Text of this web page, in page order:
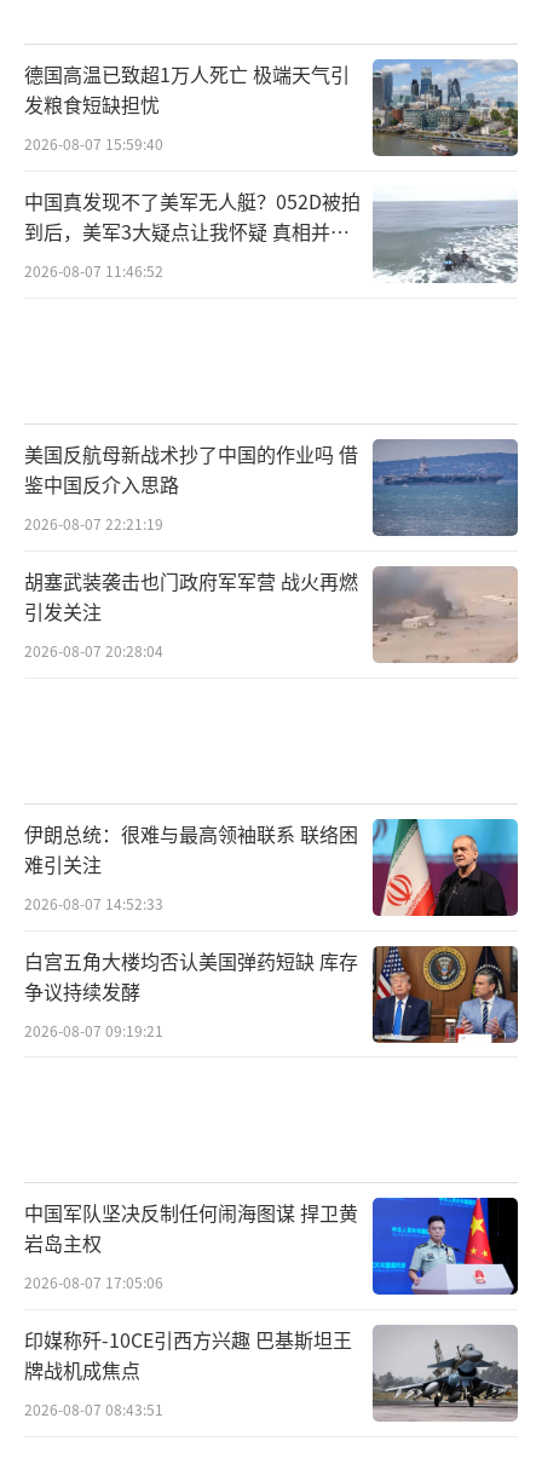
德国高温已致超1万人死亡 极端天气引
发粮食短缺担忧
2026-08-07 15:59:40
中国真发现不了美军无人艇？052D被拍
到后，美军3大疑点让我怀疑 真相并非
如此
2026-08-07 11:46:52
美国反航母新战术抄了中国的作业吗 借
鉴中国反介入思路
2026-08-07 22:21:19
胡塞武装袭击也门政府军军营 战火再燃
引发关注
2026-08-07 20:28:04
伊朗总统：很难与最高领袖联系 联络困
难引关注
2026-08-07 14:52:33
白宫五角大楼均否认美国弹药短缺 库存
争议持续发酵
2026-08-07 09:19:21
中国军队坚决反制任何闹海图谋 捍卫黄
岩岛主权
2026-08-07 17:05:06
印媒称歼-10CE引西方兴趣 巴基斯坦王
牌战机成焦点
2026-08-07 08:43:51